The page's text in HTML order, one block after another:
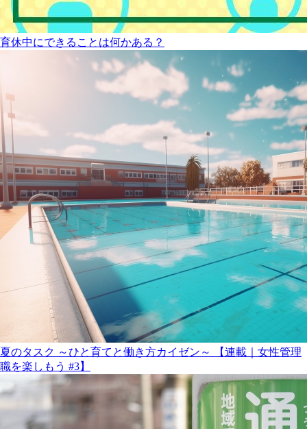
育休中にできることは何かある？
夏のタスク ～ひと育てと働き方カイゼン～ 【連載｜女性管理
職を楽しもう #3】